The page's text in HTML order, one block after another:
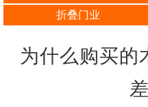
折叠门业
为什么购买的